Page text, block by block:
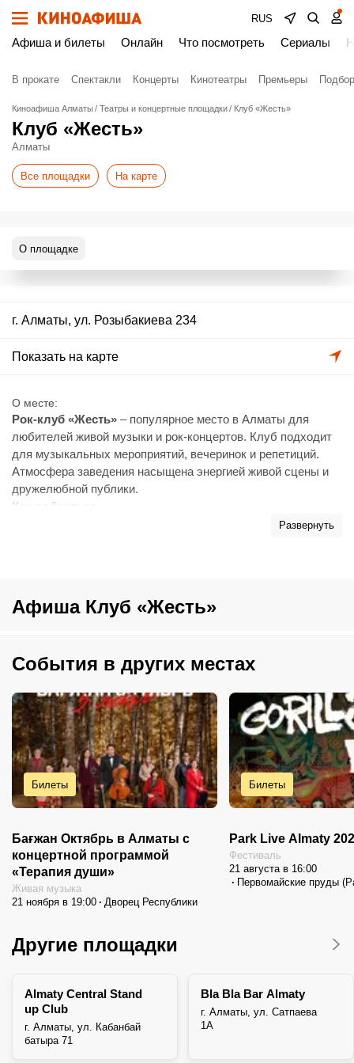
RUS
Афиша и билеты Онлайн Что посмотреть Сериалы
В прокате Спектакли Концерты Кинотеатры Премьеры
Киноафиша Алматы Театры и концертные площадки Клуб «Жесть»
Клуб «Жесть»
Алматы
Все площадки На карте
О площадке
г. Алматы, ул. Розыбакиева 234
Показать на карте
О месте
Рок-клуб «Жесть» – популярное место в Алматы для
любителей живой музыки и рок-концертов. Клуб подходит
для музыкальных мероприятий, вечеринок и репетиций.
Атмосфера заведения насыщена энергией живой сцены и
дружелюбной публики.
Как добраться
Автобусы и маршрутки, следующие по улице Розыбакиева,
Развернуть
Афиша Клуб «Жесть»
События в других местах
Живая музыка
Бағжан Октябрь в Алматы с
концертной программой
«Терапия души»
21 ноября в 19:00 Дворец Республики
Билеты
Фестиваль
Park Live Almaty
21 августа в 16:00
Первомайские пруды
Билеты
Другие площадки
Almaty Central Stand
up Club
г. ​Алматы, ул. Кабанбай
батыра 71
Bla Bla Bar Almaty
г. Алматы, ул. Сатпаева
1А